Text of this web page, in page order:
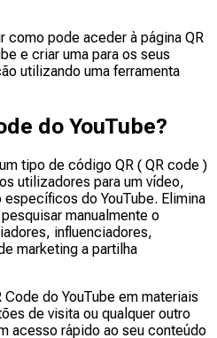
como pode aceder à página QR
e criar uma para os seus
utilizando uma ferramenta
do YouTube?
tipo de código QR ( QR code )
utilizadores para um vídeo,
do YouTube. Elimina
manualmente o
influenciadores,
marketing a partilha
do YouTube em materiais
de visita ou qualquer outro
acesso rápido ao seu conteúdo